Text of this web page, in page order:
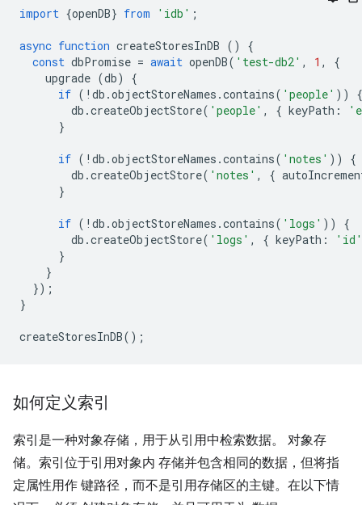
import {openDB} from 'idb' ;
async function createStoresInDB ()
{
const dbPromise = await openDB( 'test-db2' , 1 ,
{
upgrade (db)
{
if ( ! db .objectStoreNames .contains( 'people' ))
{
db .createObjectStore( 'people' , { keyPath :
}
if ( ! db .objectStoreNames .contains( 'notes' ))
{
db .createObjectStore( 'notes' , {
}
if ( ! db .objectStoreNames .contains( 'logs' ))
{
db .createObjectStore( 'logs' , { keyPath :
'id'
}
}
});
}
createStoresInDB();
如何定义索引
索引是一种对象存储，用于从引用中检索数据。 对象存
储。索引位于引用对象内 存储并包含相同的数据，但将指
定属性用作 键路径，而不是引用存储区的主键。在以下情